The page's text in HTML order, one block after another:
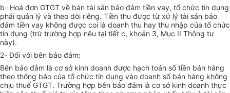
b- Hoá đơn GTGT về bán tài sản bảo đảm tiền vay, tổ chức tín dụng
phải quản lý và theo dõi riêng. Tiền thu được từ xử lý tài sản bảo
đảm tiền vay không được coi là doanh thu hay thu nhập của tổ chức
tín dụng (trừ trường hợp nêu tại tiết c, khoản 3, Mục II Thông tư
này).
2- Đối với bên bảo đảm:
Bên bảo đảm là cơ sở kinh doanh được hạch toán số tiền bán hàng
theo thông báo của tổ chức tín dụng vào doanh số bán hàng không
chịu thuế GTGT. Trường hợp bên bảo đảm là cơ sở kinh doanh thực